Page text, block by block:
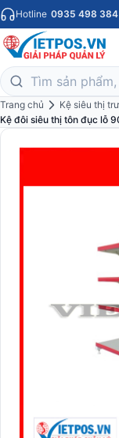
Hotline 0935 498 384
Trang chủ
Kệ siêu thị
Kệ đôi siêu thị tôn đục lỗ